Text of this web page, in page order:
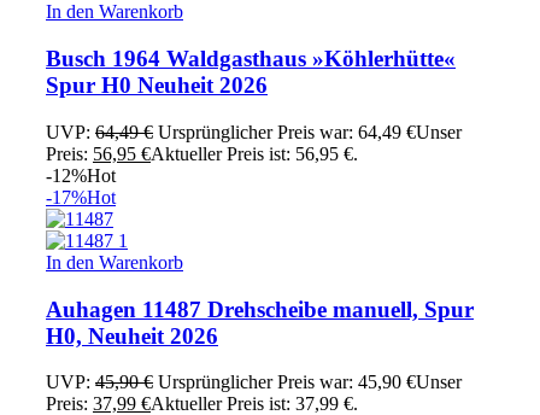
In den Warenkorb
Busch 1964 Waldgasthaus »Köhlerhütte«
Spur H0 Neuheit 2026
UVP: 64,49€ Ursprünglicher Preis war: 64,49 €Unser
Preis: 56,95 €Aktueller Preis ist: 56,95 €.
-12%Hot
-17%Hot
In den Warenkorb
Auhagen 11487 Drehscheibe manuell, Spur
H0, Neuheit 2026
UVP: 45,90€ Ursprünglicher Preis war: 45,90 €Unser
Preis: 37,99 €Aktueller Preis ist: 37,99 €.